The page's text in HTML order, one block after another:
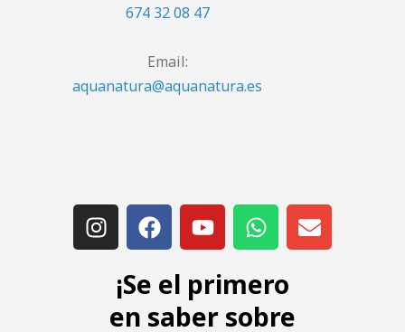
674 32 08 47
Email:
aquanatura@aquanatura.es
¡Se el primero
en saber sobre